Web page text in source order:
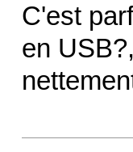
C'est
en